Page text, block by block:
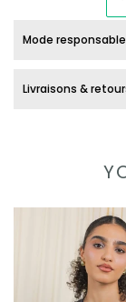
Mode responsable
Livraisons &